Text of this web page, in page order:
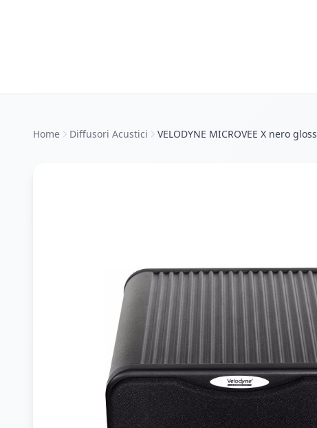
Home Diffusori Acustici VELODYNE MICROVEE X nero gloss